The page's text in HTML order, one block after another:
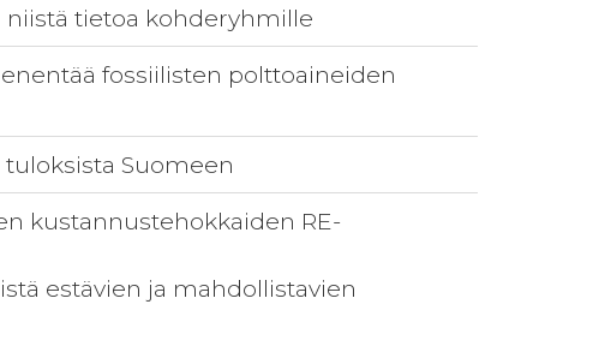
niistä tietoa kohderyhmille
fossiilisten polttoaineiden
Suomeen
kustannustehokkaiden RE-
estävien ja mahdollistavien